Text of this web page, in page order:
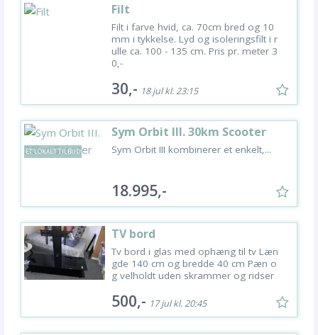
Filt
Filt i farve hvid, ca. 70cm bred og 10
mm i tykkelse. Lyd og isoleringsfilt i r
ulle ca. 100 - 135 cm. Pris pr. meter 3
0,-
30,- 18 jul kl. 23:15
ET LOKALT TILBUD
Sym Orbit III. 30km Scooter
Sym Orbit III kombinerer et enkelt,...
18.995,-
TV bord
Tv bord i glas med ophæng til tv Læn
gde 140 cm og bredde 40 cm Pæn o
g velholdt uden skrammer og ridser
500,- 17 jul kl. 20:45